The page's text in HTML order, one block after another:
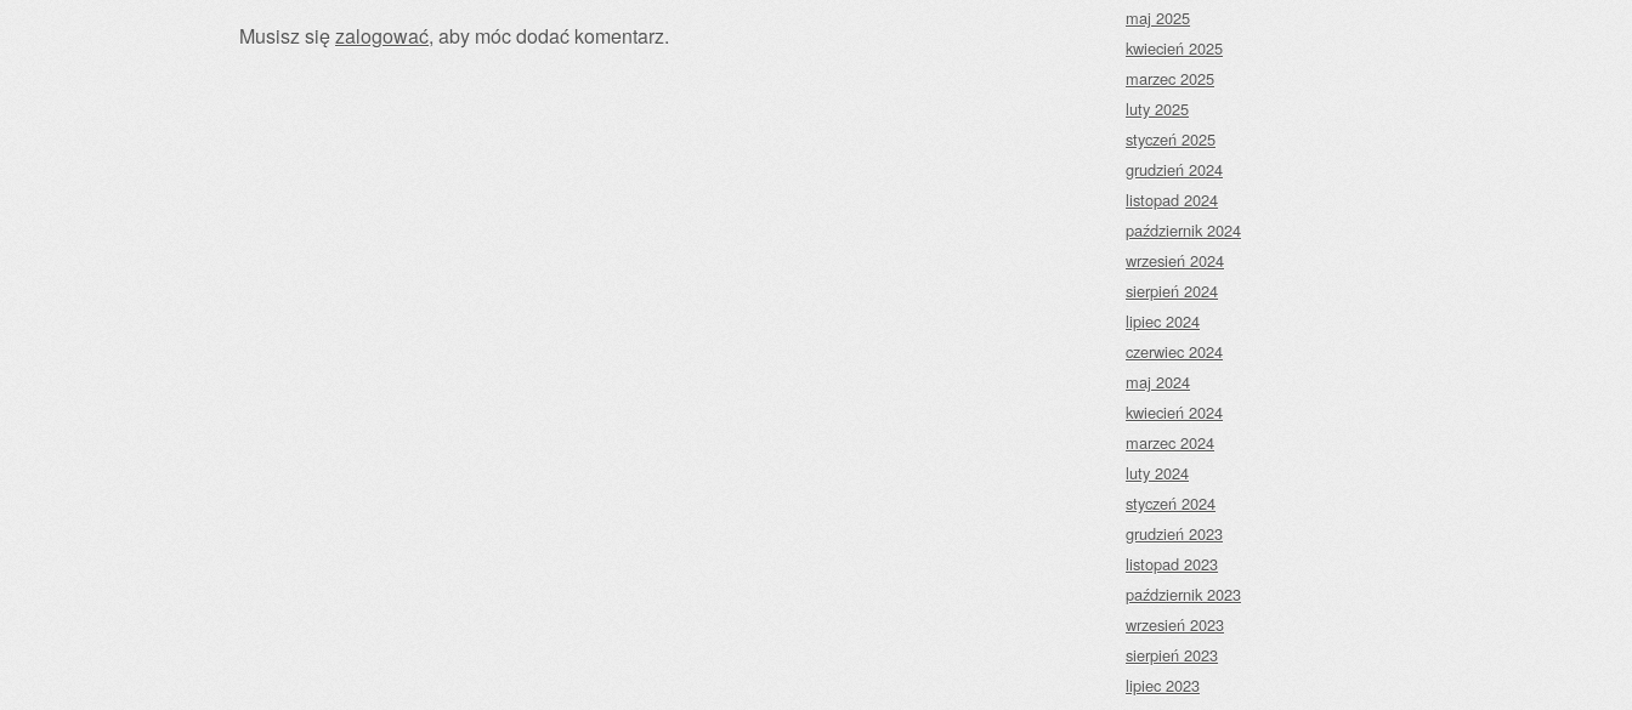
Musisz sięzalogować, aby móc dodać komentarz.
maj 2025
kwiecień 2025
marzec 2025
luty 2025
styczeń 2025
grudzień 2024
listopad 2024
październik 2024
wrzesień 2024
sierpień 2024
lipiec 2024
czerwiec 2024
maj 2024
kwiecień 2024
marzec 2024
luty 2024
styczeń 2024
grudzień 2023
listopad 2023
październik 2023
wrzesień 2023
sierpień 2023
lipiec 2023